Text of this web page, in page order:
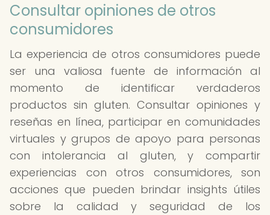
Consultar opiniones de otros
consumidores
La experiencia de otros consumidores puede
ser una valiosa fuente de información al
momento de identificar verdaderos
productos sin gluten. Consultar opiniones y
reseñas en línea, participar en comunidades
virtuales y grupos de apoyo para personas
con intolerancia al gluten, y compartir
experiencias con otros consumidores, son
acciones que pueden brindar insights útiles
sobre la calidad y seguridad de los